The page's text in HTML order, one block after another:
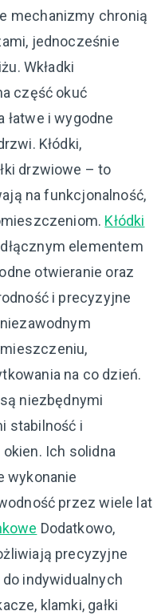
mechanizmy chronią
jednocześnie
Wkładki
część okuć
łatwe i wygodne
Kłódki,
drzwiowe – to
na funkcjonalność,
Kłódki
elementem
otwieranie oraz
i precyzyjne
na co dzień.
niezbędnymi
stabilność i
Ich solidna
wykonanie
przez wiele lat
Dodatkowo,
precyzyjne
indywidualnych
klamki, gałki